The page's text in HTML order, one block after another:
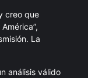
creo que
La
análisis válido